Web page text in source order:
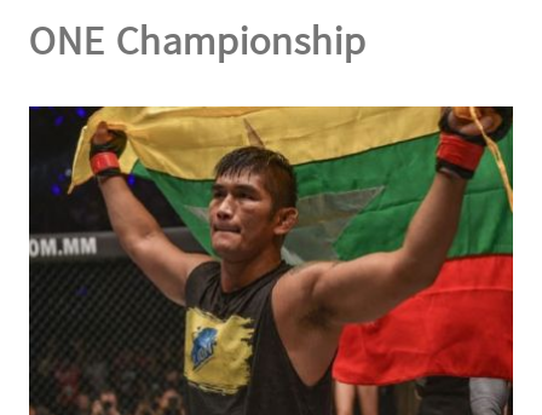
ONE Championship